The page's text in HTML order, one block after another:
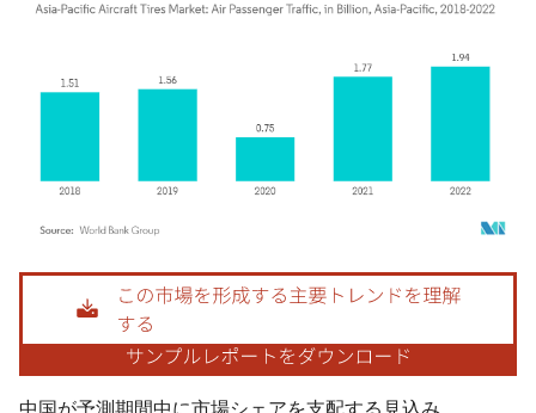
画像 © Mordor Intelligence。再利用にはCC BY 4.0の表示が必要です。